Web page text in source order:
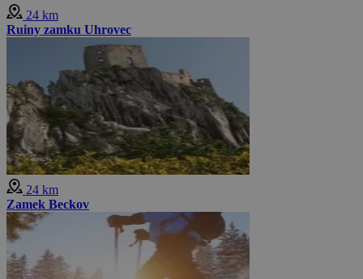
24 km
Ruiny zamku Uhrovec
24 km
Zamek Beckov